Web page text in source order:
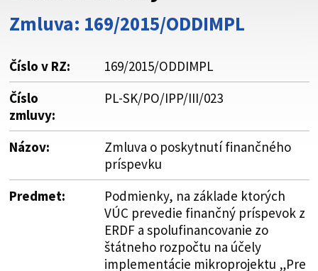
cez zabezpečenú webovú stránku. Zabezpečená stránka
vždy začína https:// pred názvom domény webového sídla.
Zmluva: 169/2015/ODDIMPL
Číslo v RZ:
169/2015/ODDIMPL
Číslo
zmluvy:
PL-SK/PO/IPP/III/023
Názov:
Zmluva o poskytnutí finančného
príspevku
Predmet:
Podmienky, na základe ktorých
VÚC prevedie finančný príspevok z
ERDF a spolufinancovanie zo
štátneho rozpočtu na účely
implementácie mikroprojektu „Pre